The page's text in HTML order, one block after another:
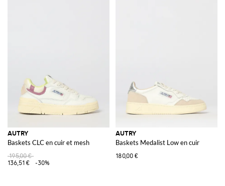
AUTRY
Baskets CLC en cuir et mesh
195,00 €
136,51 €
-30%
AUTRY
Baskets Medalist Low en cuir
180,00 €